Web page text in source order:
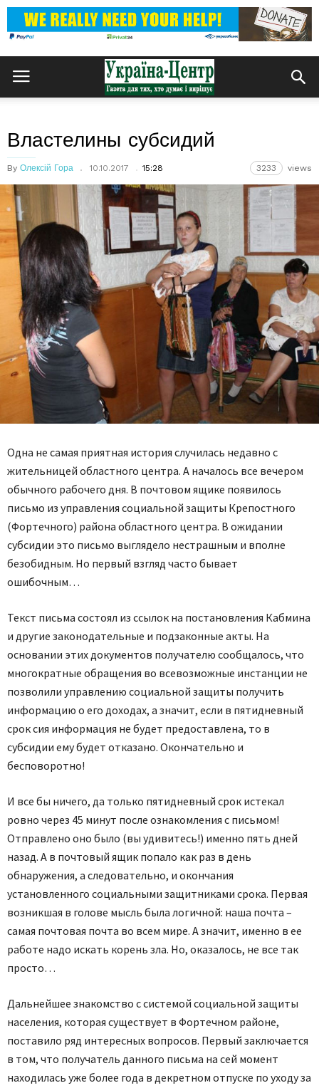
Властелины субсидий
By Олексій Гора 10.10.2017 15:28 3233 views
Одна не самая приятная история случилась недавно с
жительницей областного центра. А началось все вечером
обычного рабочего дня. В почтовом ящике появилось
письмо из управления социальной защиты Крепостного
(Фортечного) района областного центра. В ожидании
субсидии это письмо выглядело нестрашным и вполне
безобидным. Но первый взгляд часто бывает
ошибочным…
Текст письма состоял из ссылок на постановления Кабмина
и другие законодательные и подзаконные акты. На
основании этих документов получателю сообщалось, что
многократные обращения во всевозможные инстанции не
позволили управлению социальной защиты получить
информацию о его доходах, а значит, если в пятидневный
срок сия информация не будет предоставлена, то в
субсидии ему будет отказано. Окончательно и
бесповоротно!
И все бы ничего, да только пяти­дневный срок истекал
ровно через 45 минут после ознакомления с письмом!
Отправлено оно было (вы удивитесь!) именно пять дней
назад. А в почтовый ящик попало как раз в день
обнаружения, а следовательно, и окончания
установленного социальными защитниками срока. Первая
возникшая в голове мысль была логичной: наша почта –
самая почтовая почта во всем мире. А значит, именно в ее
работе надо искать корень зла. Но, оказалось, не все так
просто…
Дальнейшее знакомство с системой социальной защиты
населения, которая существует в Фортечном районе,
поставило ряд интересных вопросов. Первый заключается
в том, что получатель данного письма на сей момент
находилась уже более года в декретном отпуске по уходу за